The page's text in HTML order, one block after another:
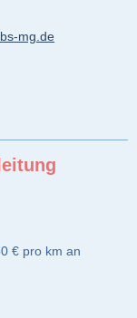
mg.de
€ pro km an